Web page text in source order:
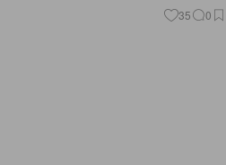
35 0